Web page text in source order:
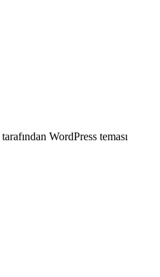
tarafından WordPress teması